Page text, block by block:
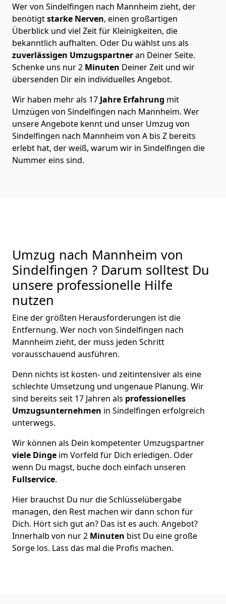
Wer von Sindelfingen nach Mannheim zieht, der
benötigtstarke Nerven, einen großartigen
Überblick und viel Zeit für Kleinigkeiten, die
bekanntlich aufhalten. Oder Du wählst uns als
zuverlässigen Umzugspartneran Deiner Seite.
Schenke uns nur2 Minuten Deiner Zeit und wir
übersenden Dir ein individuelles Angebot.
Wir haben mehr als 17 Jahre Erfahrung mit
Umzügen von Sindelfingen nach Mannheim. Wer
unsere Angebote kennt und unser Umzug von
Sindelfingen nach Mannheim von A bis Z bereits
erlebt hat, der weiß, warum wir in Sindelfingen die
Nummer eins sind.
Umzug nach Mannheim von
Sindelfingen ? Darum solltest Du
unsere professionelle Hilfe
nutzen
Eine der größten Herausforderungen ist die
Entfernung. Wer noch von Sindelfingen nach
Mannheim zieht, der muss jeden Schritt
vorausschauend ausführen.
Denn nichts ist kosten- und zeitintensiver als eine
schlechte Umsetzung und ungenaue Planung. Wir
sind bereits seit 17 Jahren als professionelles
Umzugsunternehmen in Sindelfingen erfolgreich
unterwegs.
Wir können als Dein kompetenter Umzugspartner
viele Dinge im Vorfeld für Dich erledigen. Oder
wenn Du magst, buche doch einfach unseren
Fullservice.
Hier brauchst Du nur die Schlüsselübergabe
managen, den Rest machen wir dann schon für
Dich. Hört sich gut an? Das ist es auch. Angebot?
Innerhalb von nur 2 Minuten bist Du eine große
Sorge los. Lass das mal die Profis machen.